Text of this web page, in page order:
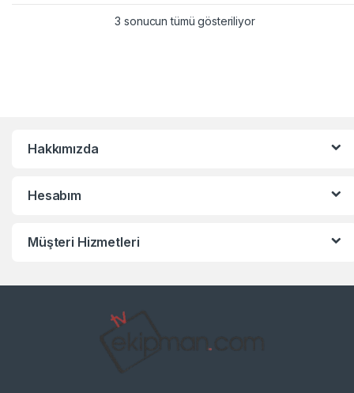
3 sonucun tümü gösteriliyor
Hakkımızda
Hesabım
Müşteri Hizmetleri